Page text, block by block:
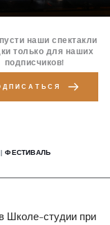
наши спектакли
только для наших
подписчиков!
| ФЕСТИВАЛЬ
Школе-студии при